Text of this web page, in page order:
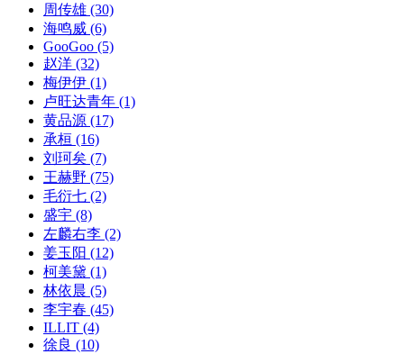
周传雄 (30)
海鸣威 (6)
GooGoo (5)
赵洋 (32)
梅伊伊 (1)
卢旺达青年 (1)
黄品源 (17)
承桓 (16)
刘珂矣 (7)
王赫野 (75)
毛衍七 (2)
盛宇 (8)
左麟右李 (2)
姜玉阳 (12)
柯美黛 (1)
林依晨 (5)
李宇春 (45)
ILLIT (4)
徐良 (10)